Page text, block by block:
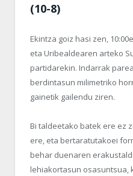
(10-8)
Ekintza goiz hasi zen,
eta Uribealdearen arteko
partidarekin. Indarrak
berdintasun milimetriko
gainetik gailendu ziren.
Bi taldeetako batek ere ez
ere, eta bertaratutakoei
behar duenaren
lehiakortasun osasuntsua,